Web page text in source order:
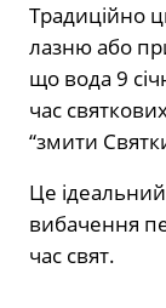
Традиційно
лазню або
що вода 9
час
“змити
Це
вибачення
час свят.